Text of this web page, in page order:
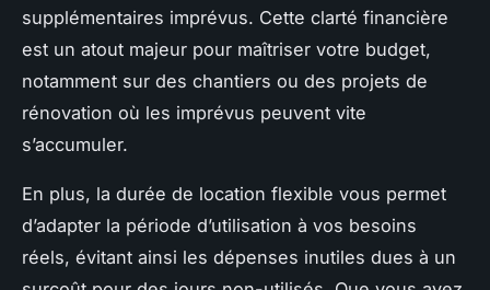
supplémentaires imprévus. Cette clarté financière
est un atout majeur pour maîtriser votre budget,
notamment sur des chantiers ou des projets de
rénovation où les imprévus peuvent vite
s’accumuler.
En plus, la durée de location flexible vous permet
d’adapter la période d’utilisation à vos besoins
réels, évitant ainsi les dépenses inutiles dues à un